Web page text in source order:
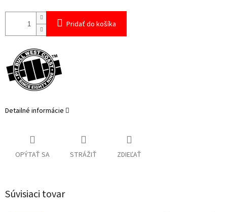
Pridať do košíka
Detailné informácie
OPÝTAŤ SA STRÁŽIŤ ZDIEĽAŤ
Súvisiaci tovar